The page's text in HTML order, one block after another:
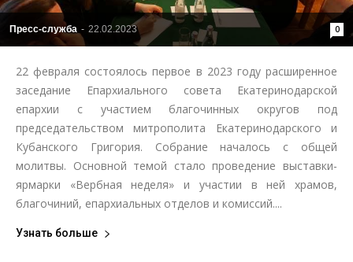
Пресс-служба - 22.02.2023 0
22 февраля состоялось первое в 2023 году расширенное
заседание Епархиального совета Екатеринодарской
епархии с участием благочинных округов под
председательством митрополита Екатеринодарского и
Кубанского Григория. Собрание началось с общей
молитвы. Основной темой стало проведение выставки-
ярмарки «Вербная неделя» и участии в ней храмов,
благочиний, епархиальных отделов и комиссий....
Узнать больше